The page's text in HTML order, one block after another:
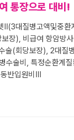
통장으로 대비!
Ⅱ(3대질병고액및중
장), 비급여 항암방
술(회당보장), 2대질
수술비, 특정순환계
반입원비III